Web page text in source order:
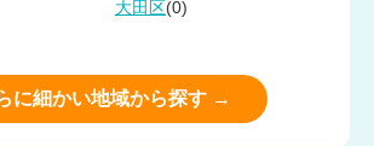
大田区 (0)
に細かい地域から探す →